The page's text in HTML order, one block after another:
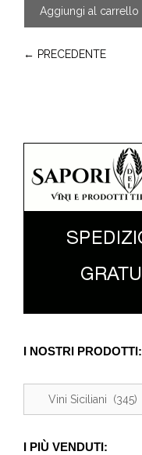
Aggiungi al carrello
← PRECEDENTE
I NOSTRI PRODOTTI:
I PIÙ VENDUTI: